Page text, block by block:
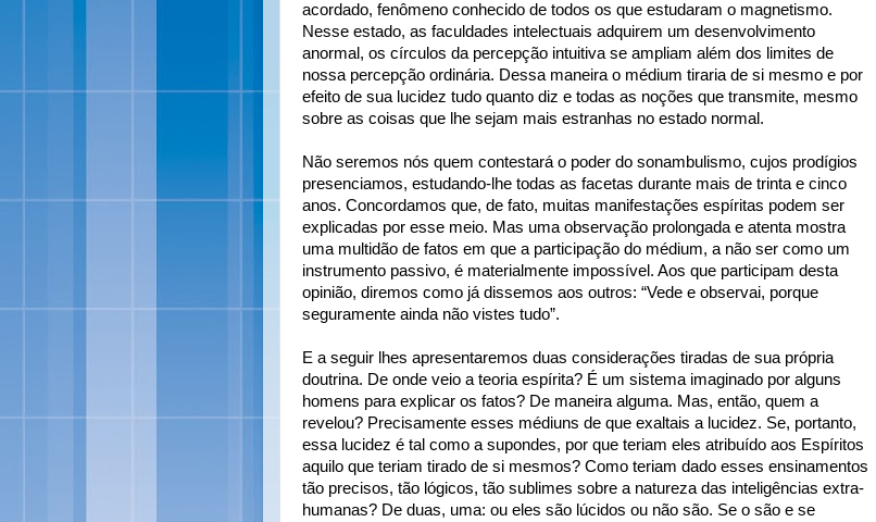
acordado, fenômeno conhecido de todos os que estudaram o magnetismo.
Nesse estado, as faculdades intelectuais adquirem um desenvolvimento
anormal, os círculos da percepção intuitiva se ampliam além dos limites de
nossa percepção ordinária. Dessa maneira o médium tiraria de si mesmo e por
efeito de sua lucidez tudo quanto diz e todas as noções que transmite, mesmo
sobre as coisas que lhe sejam mais estranhas no estado normal.
Não seremos nós quem contestará o poder do sonambulismo, cujos prodígios
presenciamos, estudando-lhe todas as facetas durante mais de trinta e cinco
anos. Concordamos que, de fato, muitas manifestações espíritas podem ser
explicadas por esse meio. Mas uma observação prolongada e atenta mostra
uma multidão de fatos em que a participação do médium, a não ser como um
instrumento passivo, é materialmente impossível. Aos que participam desta
opinião, diremos como já dissemos aos outros: “Vede e observai, porque
seguramente ainda não vistes tudo”.
E a seguir lhes apresentaremos duas considerações tiradas de sua própria
doutrina. De onde veio a teoria espírita? É um sistema imaginado por alguns
homens para explicar os fatos? De maneira alguma. Mas, então, quem a
revelou? Precisamente esses médiuns de que exaltais a lucidez. Se, portanto,
essa lucidez é tal como a supondes, por que teriam eles atribuído aos Espíritos
aquilo que teriam tirado de si mesmos? Como teriam dado esses ensinamentos
tão precisos, tão lógicos, tão sublimes sobre a natureza das inteligências extra-
humanas? De duas, uma: ou eles são lúcidos ou não são. Se o são e se